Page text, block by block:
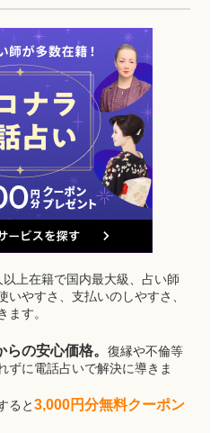
上在籍で国内最大級、占い師
やすさ、支払いのしやすさ、
ます。
らの安心価格。復縁や不倫等
ずに電話占いで解決に導きま
ると3,000円分無料クーポン